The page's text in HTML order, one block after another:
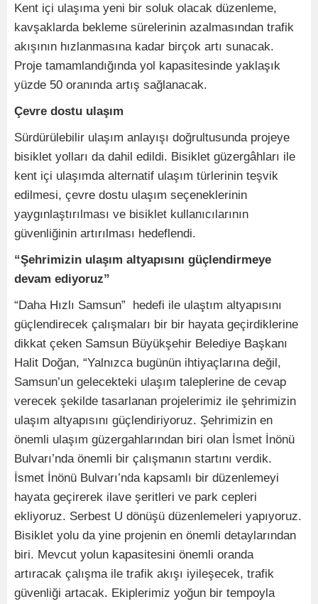
Kent içi ulaşıma yeni bir soluk olacak düzenleme,
kavşaklarda bekleme sürelerinin azalmasından trafik
akışının hızlanmasına kadar birçok artı sunacak.
Proje tamamlandığında yol kapasitesinde yaklaşık
yüzde 50 oranında artış sağlanacak.
Çevre dostu ulaşım
Sürdürülebilir ulaşım anlayışı doğrultusunda projeye
bisiklet yolları da dahil edildi. Bisiklet güzergâhları ile
kent içi ulaşımda alternatif ulaşım türlerinin teşvik
edilmesi, çevre dostu ulaşım seçeneklerinin
yaygınlaştırılması ve bisiklet kullanıcılarının
güvenliğinin artırılması hedeflendi.
“Şehrimizin ulaşım altyapısını güçlendirmeye
devam ediyoruz”
“Daha Hızlı Samsun” hedefi ile ulaştım altyapısını
güçlendirecek çalışmaları bir bir hayata geçirdiklerine
dikkat çeken Samsun Büyükşehir Belediye Başkanı
Halit Doğan, “Yalnızca bugünün ihtiyaçlarına değil,
Samsun’un gelecekteki ulaşım taleplerine de cevap
verecek şekilde tasarlanan projelerimiz ile şehrimizin
ulaşım altyapısını güçlendiriyoruz. Şehrimizin en
önemli ulaşım güzergahlarından biri olan İsmet İnönü
Bulvarı’nda önemli bir çalışmanın startını verdik.
İsmet İnönü Bulvarı’nda kapsamlı bir düzenlemeyi
hayata geçirerek ilave şeritleri ve park cepleri
ekliyoruz. Serbest U dönüşü düzenlemeleri yapıyoruz.
Bisiklet yolu da yine projenin en önemli detaylarından
biri. Mevcut yolun kapasitesini önemli oranda
artıracak çalışma ile trafik akışı iyileşecek, trafik
güvenliği artacak. Ekiplerimiz yoğun bir tempoyla